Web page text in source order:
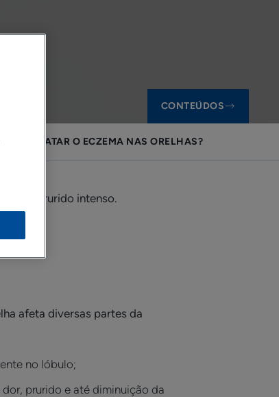
CONTEÚDOS
TRATAR O ECZEMA NAS ORELHAS?
prurido intenso.
afeta diversas partes da
no lóbulo;
prurido e até diminuição da